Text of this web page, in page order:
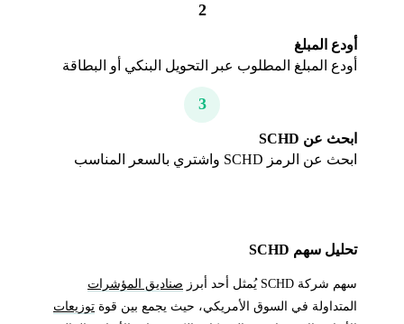
2
أودع المبلغ
أودع المبلغ المطلوب عبر التحويل البنكي أو البطاقة
3
ابحث عن SCHD
ابحث عن الرمز SCHD واشتري بالسعر المناسب
تحليل سهم SCHD
سهم شركة SCHD يُمثل أحد أبرز
صناديق المؤشرات
المتداولة في السوق الأمريكي، حيث يجمع بين قوة توزيعات